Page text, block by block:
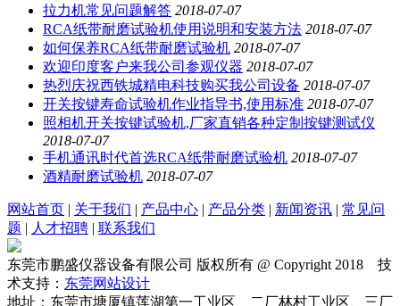
拉力机常见问题解答 2018-07-07
RCA纸带耐磨试验机使用说明和安装方法 2018-07-07
如何保养RCA纸带耐磨试验机 2018-07-07
欢迎印度客户来我公司参观仪器 2018-07-07
热烈庆祝西铁城精电科技购买我公司设备 2018-07-07
开关按键寿命试验机作业指导书,使用标准 2018-07-07
照相机开关按键试验机,厂家直销各种定制按键测试仪
2018-07-07
手机通讯时代首选RCA纸带耐磨试验机 2018-07-07
酒精耐磨试验机 2018-07-07
网站首页 | 关于我们 | 产品中心 | 产品分类 | 新闻资讯 | 常见问
题 | 人才招聘 | 联系我们
东莞市鹏盛仪器设备有限公司 版权所有 @ Copyright 2018 技
术支持： 东莞网站设计
地址：东莞市塘厦镇莲湖第一工业区、二厂林村工业区、三厂